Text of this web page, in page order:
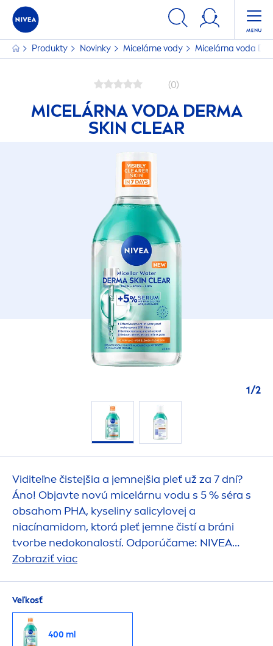
Produkty Novinky Micelárne vody Micelárna voda
(0)
MICELÁRNA VODA DERMA
SKIN CLEAR
1/2
Viditeľne čistejšia a jemnejšia pleť už za 7 dní?
Áno! Objavte novú micelárnu vodu s 5 % séra s
obsahom PHA, kyseliny salicylovej a
niacínamidom, ktorá pleť jemne čistí a bráni
tvorbe nedokonalostí. Odporúčame: NIVEA
Micelárnu vodu DERMA
Zobraziť viac
Veľkosť
400 ml